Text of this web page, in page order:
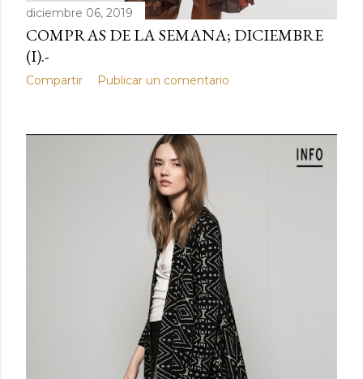
diciembre 06, 2019
COMPRAS DE LA SEMANA; DICIEMBRE
(I).-
Compartir Publicar un comentario